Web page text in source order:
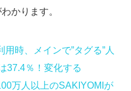
かります。
用時、メインで”タグる”人
37.4％！変化する
万人以上のSAKIYOMIが